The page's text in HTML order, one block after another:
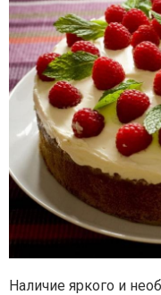
Наличие яркого и